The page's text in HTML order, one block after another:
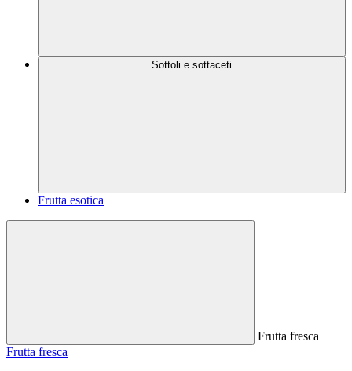
Sottoli e sottaceti
Frutta esotica
Frutta fresca
Frutta fresca